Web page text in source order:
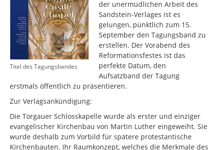
Titel des Tagungsbandes
der unermüdlichen Arbeit des
Sandstein-Verlages ist es
gelungen, pünktlich zum 15.
September den Tagungsband zu
erstellen. Der Vorabend des
Reformationsfestes ist das
perfekte Datum, den
Aufsatzband der Tagung
erstmals öffentlich zu präsentieren.
Zur Verlagsankündigung:
Die Torgauer Schloss­kapelle wurde als erster und einziger
evange­lischer Kirchenbau von Martin Luther eingeweiht. Sie
wurde deshalb zum Vorbild für spätere protestan­tische
Kirchen­bauten. Ihr Raumkonzept, welches die Merkmale des